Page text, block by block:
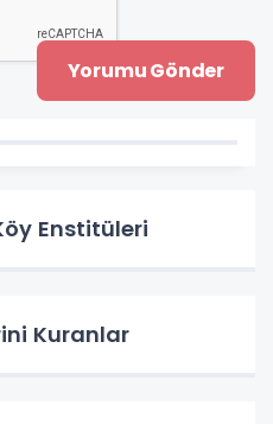
Enstitüleri
Kuranlar